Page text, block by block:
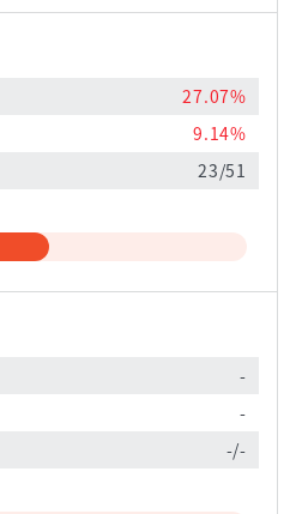
27.07%
9.14%
23/51
-
-
-/-